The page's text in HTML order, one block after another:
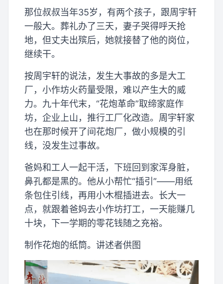
那位叔叔当年35岁，有两个孩子，跟周宇轩
一般大。葬礼办了三天，妻子哭得呼天抢
地，但丈夫出殡后，她就接替了他的岗位，
继续干。
按周宇轩的说法，发生大事故的多是大工
厂，小作坊火药量受限，难以产生大的威
力。九十年代末，“花炮革命”取缔家庭作
坊，企业上山，推行工厂化改造。周宇轩家
也在那时候开了间花炮厂，做小规模的引
线，没发生过事故。
爸妈和工人一起干活，下班回到家浑身脏，
鼻孔都是黑的。他从小帮忙“插引”——用纸
条包住引线，再用小木棍插进去。长大一
点，就跟着爸妈去小作坊打工，一天能赚几
十块，下一学期的零花钱随之充裕。
制作花炮的纸筒。讲述者供图